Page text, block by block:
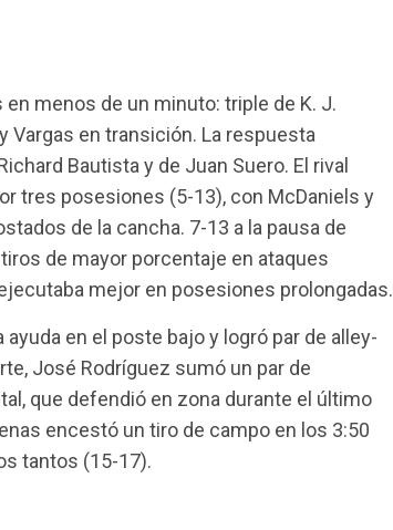
menos de un minuto: triple de K. J.
Vargas en transición. La respuesta
Bautista y de Juan Suero. El rival
tres posesiones (5-13), con McDaniels y
de la cancha. 7-13 a la pausa de
de mayor porcentaje en ataques
mejor en posesiones prolongadas.
en el poste bajo y logró par de alley-
José Rodríguez sumó un par de
que defendió en zona durante el último
encestó un tiro de campo en los 3:50
tantos (15-17).